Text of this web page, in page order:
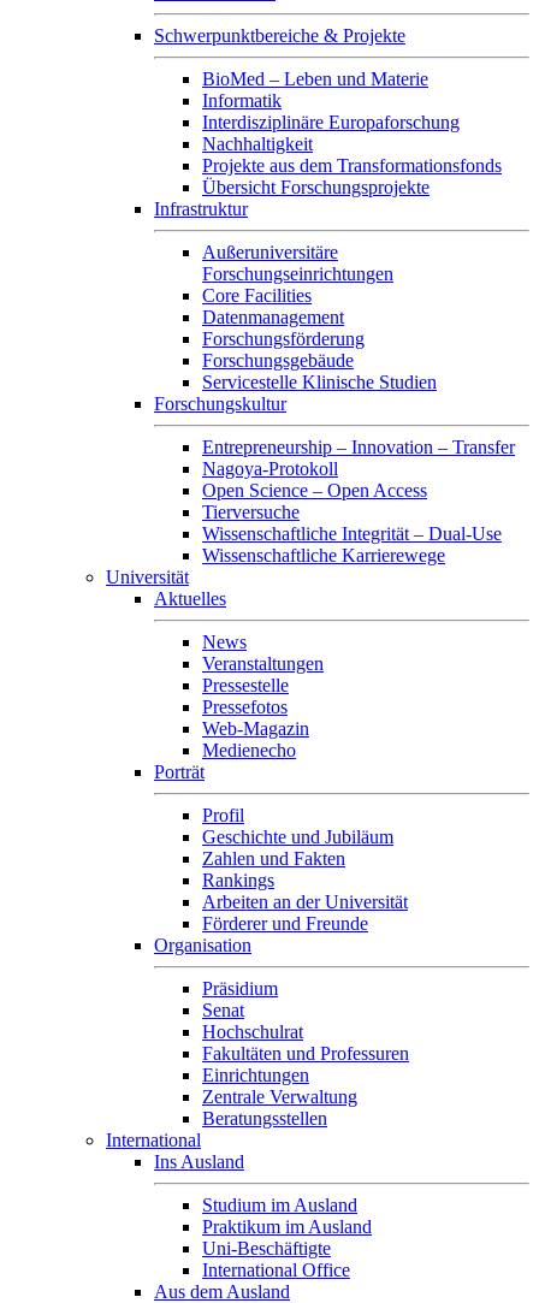
Schwerpunktbereiche & Projekte
BioMed – Leben und Materie
Informatik
Interdisziplinäre Europaforschung
Nachhaltigkeit
Projekte aus dem Transformationsfonds
Übersicht Forschungsprojekte
Infrastruktur
Außeruniversitäre
Forschungseinrichtungen
Core Facilities
Datenmanagement
Forschungsförderung
Forschungsgebäude
Servicestelle Klinische Studien
Forschungskultur
Entrepreneurship – Innovation – Transfer
Nagoya-Protokoll
Open Science – Open Access
Tierversuche
Wissenschaftliche Integrität – Dual-Use
Wissenschaftliche Karrierewege
Universität
Aktuelles
News
Veranstaltungen
Pressestelle
Pressefotos
Web-Magazin
Medienecho
Porträt
Profil
Geschichte und Jubiläum
Zahlen und Fakten
Rankings
Arbeiten an der Universität
Förderer und Freunde
Organisation
Präsidium
Senat
Hochschulrat
Fakultäten und Professuren
Einrichtungen
Zentrale Verwaltung
Beratungsstellen
International
Ins Ausland
Studium im Ausland
Praktikum im Ausland
Uni-Beschäftigte
International Office
Aus dem Ausland